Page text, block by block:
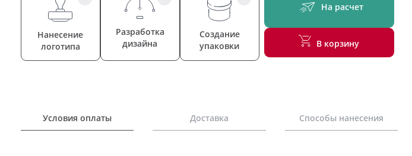
Нанесение
логотипа
Разработка
дизайна
Создание
упаковки
На расчет
В корзину
Условия оплаты Доставка Способы нанесения